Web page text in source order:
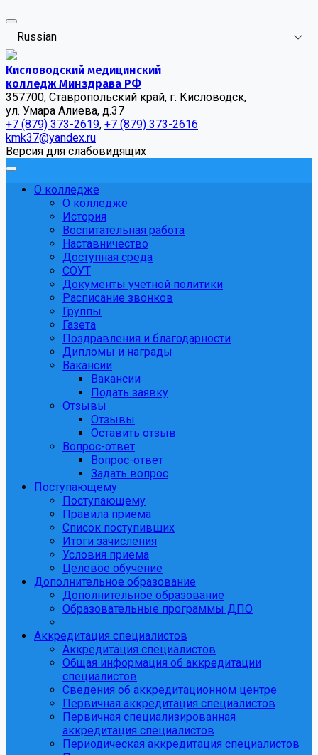
Russian
Кисловодский медицинский
колледж Минздрава РФ
357700, Ставропольский край, г. Кисловодск,
ул. Умара Алиева, д.37
+7 (879) 373-2619, +7 (879) 373-2616
kmk37@yandex.ru
Версия для слабовидящих
О колледже
О колледже
История
Воспитательная работа
Наставничество
Доступная среда
СОУТ
Документы учетной политики
Расписание звонков
Группы
Газета
Поздравления и благодарности
Дипломы и награды
Вакансии
Вакансии
Подать заявку
Отзывы
Отзывы
Оставить отзыв
Вопрос-ответ
Вопрос-ответ
Задать вопрос
Поступающему
Поступающему
Правила приема
Список поступивших
Итоги зачисления
Условия приема
Целевое обучение
Дополнительное образование
Дополнительное образование
Образовательные программы ДПО
Аккредитация специалистов
Аккредитация специалистов
Общая информация об аккредитации
специалистов
Сведения об аккредитационном центре
Первичная аккредитация специалистов
Первичная специализированная
аккредитация специалистов
Периодическая аккредитация специалистов